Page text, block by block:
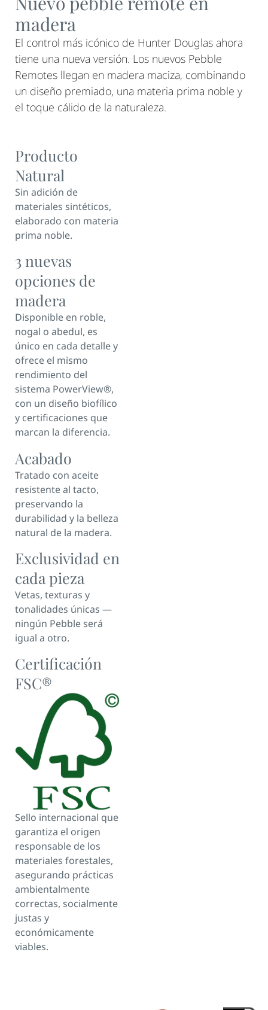
madera
El control más icónico de Hunter Douglas ahora
tiene una nueva versión. Los nuevos Pebble
Remotes llegan en madera maciza, combinando
un diseño premiado, una materia prima noble y
el toque cálido de la naturaleza.
Producto
Natural
Sin adición de
materiales sintéticos,
elaborado con materia
prima noble.
3 nuevas
opciones de
madera
Disponible en roble,
nogal o abedul, es
único en cada detalle y
ofrece el mismo
rendimiento del
sistema PowerView®,
con un diseño biofílico
y certificaciones que
marcan la diferencia.
Acabado
Tratado con aceite
resistente al tacto,
preservando la
durabilidad y la belleza
natural de la madera.
Exclusividad en
cada pieza
Vetas, texturas y
tonalidades únicas —
ningún Pebble será
igual a otro.
Certificación
FSC®
Sello internacional que
garantiza el origen
responsable de los
materiales forestales,
asegurando prácticas
ambientalmente
correctas, socialmente
justas y
económicamente
viables.